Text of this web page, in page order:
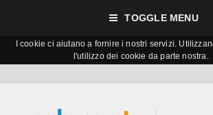
I cookie ci aiutano a fornire i nostri servizi.
l'utilizzo dei cookie da parte nostra.
TOGGLE MENU